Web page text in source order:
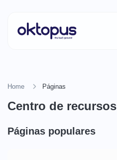
Home Páginas
Centro de recursos
Páginas populares